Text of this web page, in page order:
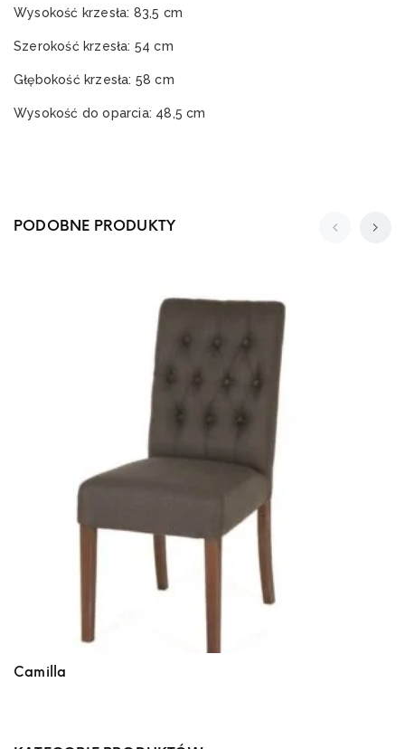
Wysokość krzesła: 83,5 cm
Szerokość krzesła: 54 cm
Głębokość krzesła: 58 cm
Wysokość do oparcia: 48,5 cm
PODOBNE PRODUKTY
Camilla